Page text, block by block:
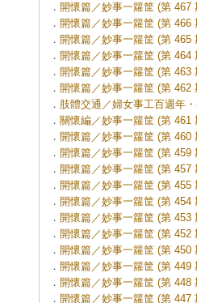
． 開懷篇／妙事一籮筐 (第 467
． 開懷篇／妙事一籮筐 (第 466
． 開懷篇／妙事一籮筐 (第 465
． 開懷篇／妙事一籮筐 (第 464
． 開懷篇／妙事一籮筐 (第 463
． 開懷篇／妙事一籮筐 (第 462
． 肢體交通／婦女事工百週年
． 關懷編／妙事一籮筐 (第 461
． 開懷篇／妙事一籮筐 (第 460
． 開懷篇／妙事一籮筐 (第 459
． 開懷篇／妙事一籮筐 (第 457
． 開懷篇／妙事一籮筐 (第 455
． 開懷篇／妙事一籮筐 (第 454
． 開懷篇／妙事一籮筐 (第 453
． 開懷篇／妙事一籮筐 (第 452
． 開懷篇／妙事一籮筐 (第 450
． 開懷篇／妙事一籮筐 (第 449
． 開懷篇／妙事一籮筐 (第 448
． 開懷篇／妙事一籮筐 (第 447